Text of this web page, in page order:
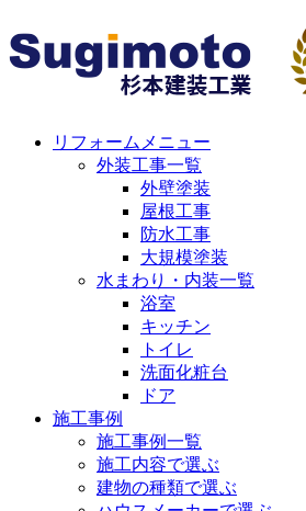
リフォームメニュー
外装工事一覧
外壁塗装
屋根工事
防水工事
大規模塗装
水まわり・内装一覧
浴室
キッチン
トイレ
洗面化粧台
ドア
施工事例
施工事例一覧
施工内容で選ぶ
建物の種類で選ぶ